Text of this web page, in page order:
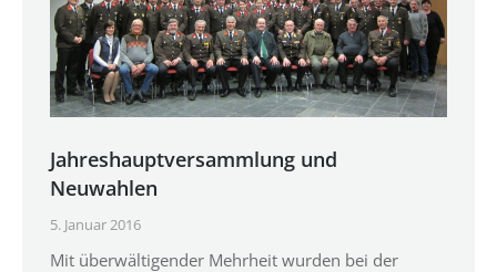
Jahreshauptversammlung und
Neuwahlen
5. Januar 2016
Mit überwältigender Mehrheit wurden bei der